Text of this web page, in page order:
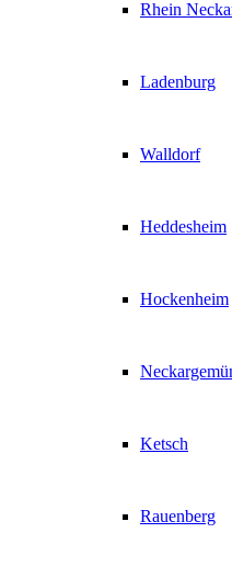
Rhein
Ladenburg
Walldorf
Heddesheim
Hockenheim
Ketsch
Rauenberg